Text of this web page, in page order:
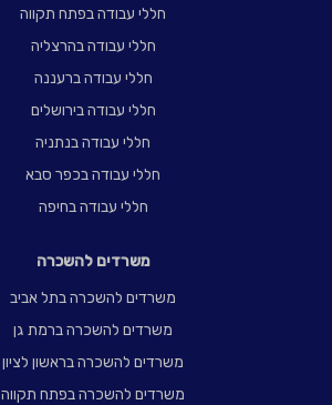
חללי עבודה בפתח תקווה
חללי עבודה בהרצליה
חללי עבודה ברעננה
חללי עבודה בירושלים
חללי עבודה בנתניה
חללי עבודה בכפר סבא
חללי עבודה בחיפה
משרדים להשכרה
משרדים להשכרה בתל אביב
משרדים להשכרה ברמת גן
משרדים להשכרה בראשון לציון
משרדים להשכרה בפתח תקווה